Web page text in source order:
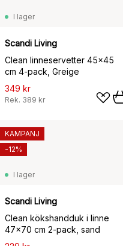
I lager
Scandi Living
Clean linneservetter 45x45
cm 4-pack, Greige
349 kr
Rek. 389 kr
I lager
Scandi Living
Clean kökshandduk i linne
47x70 cm 2-pack, sand
KAMPANJ
-12%